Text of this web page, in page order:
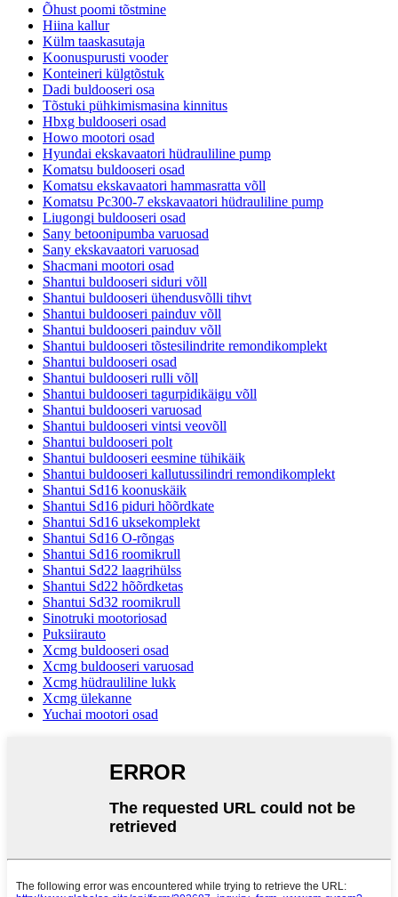
Õhust poomi tõstmine
Hiina kallur
Külm taaskasutaja
Koonuspurusti vooder
Konteineri külgtõstuk
Dadi buldooseri osa
Tõstuki pühkimismasina kinnitus
Hbxg buldooseri osad
Howo mootori osad
Hyundai ekskavaatori hüdrauliline pump
Komatsu buldooseri osad
Komatsu ekskavaatori hammasratta võll
Komatsu Pc300-7 ekskavaatori hüdrauliline pump
Liugongi buldooseri osad
Sany betoonipumba varuosad
Sany ekskavaatori varuosad
Shacmani mootori osad
Shantui buldooseri siduri võll
Shantui buldooseri ühendusvõlli tihvt
Shantui buldooseri painduv võll
Shantui buldooseri painduv võll
Shantui buldooseri tõstesilindrite remondikomplekt
Shantui buldooseri osad
Shantui buldooseri rulli võll
Shantui buldooseri tagurpidikäigu võll
Shantui buldooseri varuosad
Shantui buldooseri vintsi veovõll
Shantui buldooseri polt
Shantui buldooseri eesmine tühikäik
Shantui buldooseri kallutussilindri remondikomplekt
Shantui Sd16 koonuskäik
Shantui Sd16 piduri hõõrdkate
Shantui Sd16 uksekomplekt
Shantui Sd16 O-rõngas
Shantui Sd16 roomikrull
Shantui Sd22 laagrihülss
Shantui Sd22 hõõrdketas
Shantui Sd32 roomikrull
Sinotruki mootoriosad
Puksiirauto
Xcmg buldooseri osad
Xcmg buldooseri varuosad
Xcmg hüdrauliline lukk
Xcmg ülekanne
Yuchai mootori osad